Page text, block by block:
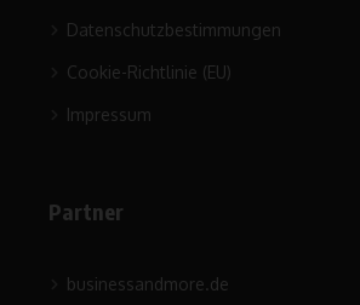
Datenschutzbestimmungen
Cookie-Richtlinie (EU)
Impressum
Partner
businessandmore.de